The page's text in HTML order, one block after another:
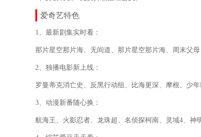
爱奇艺特色
1、最新剧集实时看：
那片星空那片海、无间道、那片星空那片海、周末父
2、独播电影新上线：
罗曼蒂克消亡史、反黑行动组、比海更深、摩根、少
3、动漫新番随心换：
航海王、火影忍者、龙珠超、名侦探柯南、灵域4、神